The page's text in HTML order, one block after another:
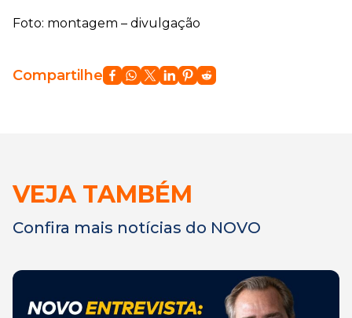
Foto: montagem – divulgação
Compartilhe
VEJA TAMBÉM
Confira mais notícias do NOVO